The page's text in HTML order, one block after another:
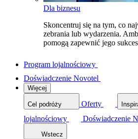
Dla biznesu
Skoncentruj się na tym, co
zebrania lub wydarzenia.
pomogą zapewnić jego
Program lojalnościowy
Doświadczenie Novotel
Więcej
Cel podróży Oferty
lojalnościowy
Doświadczenie
Wstecz